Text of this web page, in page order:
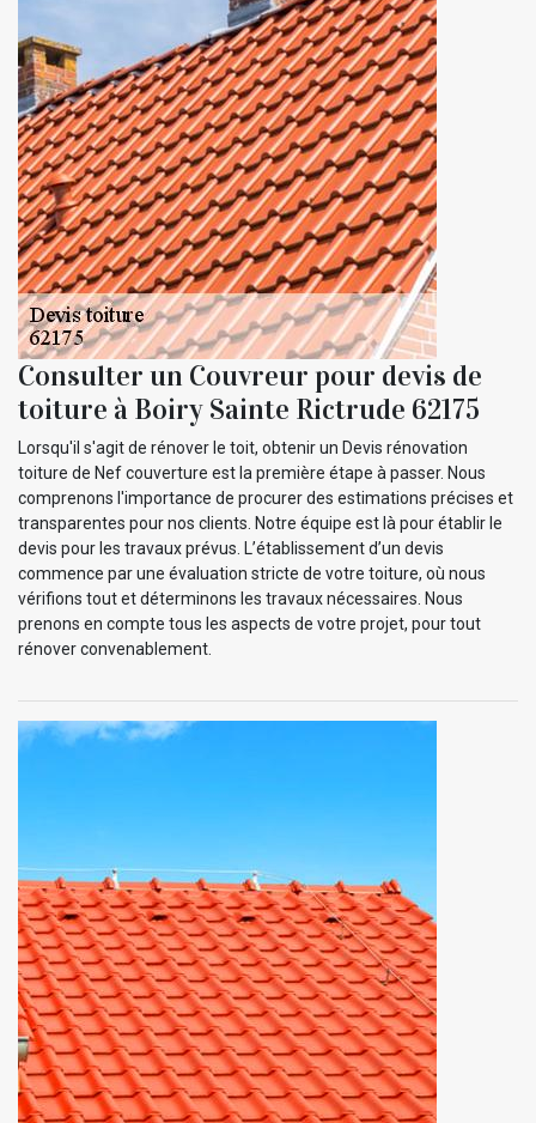
Consulter un Couvreur pour devis de
toiture à Boiry Sainte Rictrude 62175
Lorsqu'il s'agit de rénover le toit, obtenir un Devis rénovation
toiture de Nef couverture est la première étape à passer. Nous
comprenons l'importance de procurer des estimations précises et
transparentes pour nos clients. Notre équipe est là pour établir le
devis pour les travaux prévus. L’établissement d’un devis
commence par une évaluation stricte de votre toiture, où nous
vérifions tout et déterminons les travaux nécessaires. Nous
prenons en compte tous les aspects de votre projet, pour tout
rénover convenablement.